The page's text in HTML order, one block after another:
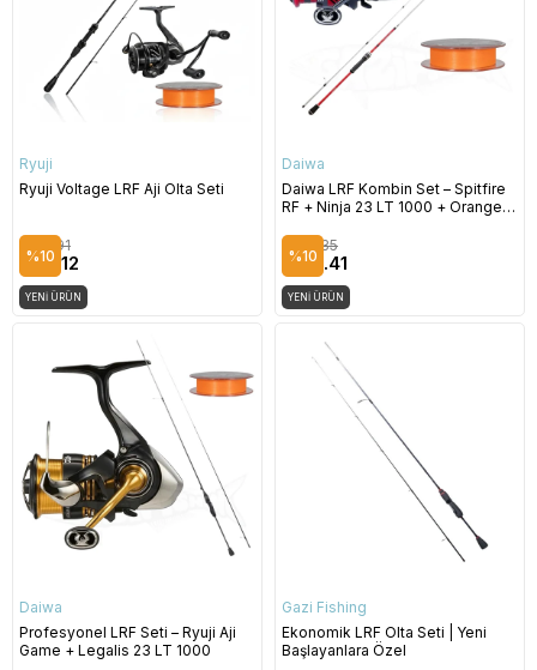
Ryuji
Ryuji Voltage LRF Aji Olta Seti
$115.12
$127.91
%10
YENI ÜRÜN
Daiwa
Daiwa LRF Kombin Set – Spitfire
RF + Ninja 23 LT 1000 + Orange
$170.41
$189.35
%10
YENI ÜRÜN
Daiwa
Profesyonel LRF Seti – Ryuji Aji
Game + Legalis 23 LT 1000
Gazi Fishing
Ekonomik LRF Olta Seti | Yeni
Başlayanlara Özel